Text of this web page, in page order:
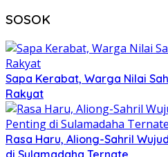
SOSOK
Sapa Kerabat, Warga Nilai
Rakyat
Rasa Haru, Aliong-Sahril
di Sulamadaha Ternate